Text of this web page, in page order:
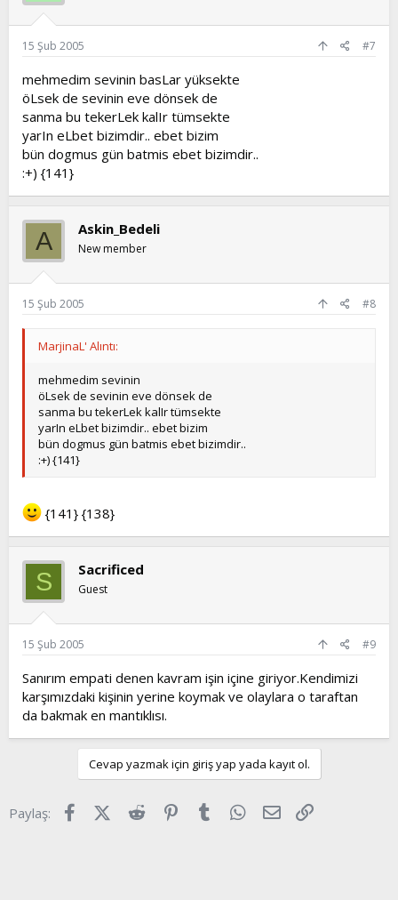
15 Şub 2005 #7
mehmedim sevinin basLar yüksekte
öLsek de sevinin eve dönsek de
sanma bu tekerLek kalIr tümsekte
yarIn eLbet bizimdir.. ebet bizim
bün dogmus gün batmis ebet bizimdir..
:+) {141}
A Askin_Bedeli
New member
15 Şub 2005 #8
MarjinaL' Alıntı:
mehmedim sevinin
öLsek de sevinin eve dönsek de
sanma bu tekerLek kalIr tümsekte
yarIn eLbet bizimdir.. ebet bizim
bün dogmus gün batmis ebet bizimdir..
:+) {141}
{141} {138}
S Sacrificed
Guest
15 Şub 2005 #9
Sanırım empati denen kavram işin içine giriyor.Kendimizi
karşımızdaki kişinin yerine koymak ve olaylara o taraftan
da bakmak en mantıklısı.
Cevap yazmak için giriş yap yada kayıt ol.
Paylaş: FacebookX (Twitter)
Reddit Pinterest
Tumblr WhatsApp
E-posta